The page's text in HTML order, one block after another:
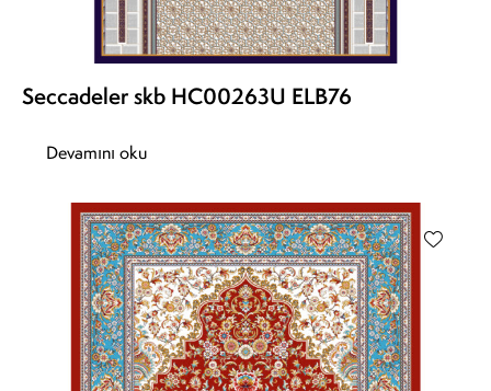
Seccadeler skb HC00263U ELB76
Devamını oku